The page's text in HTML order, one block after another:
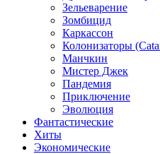
Зельеварение
Зомбицид
Каркассон
Колонизаторы
Манчкин
Мистер Джек
Пандемия
Приключение
Эволюция
Фантастические
Хиты
Экономические